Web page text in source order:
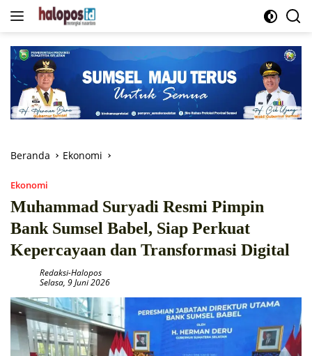
Langsung
Beranda Ekonomi
Ekonomi
Muhammad Suryadi Resmi Pimpin
Bank Sumsel Babel, Siap Perkuat
Kepercayaan dan Transformasi Digital
Redaksi-Halopos
Selasa, 9 Juni 2026